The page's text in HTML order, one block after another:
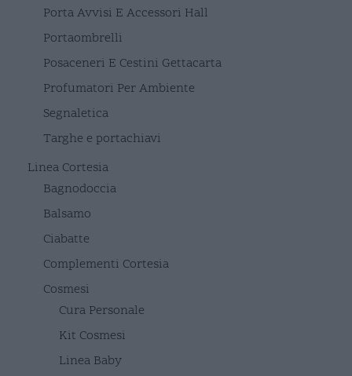
Porta Avvisi E Accessori Hall
Portaombrelli
Posaceneri E Cestini Gettacarta
Profumatori Per Ambiente
Segnaletica
Targhe e portachiavi
Linea Cortesia
Bagnodoccia
Balsamo
Ciabatte
Complementi Cortesia
Cosmesi
Cura Personale
Kit Cosmesi
Linea Baby